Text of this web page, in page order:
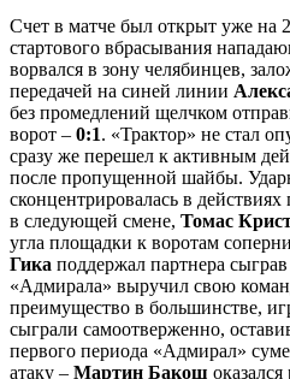
Счет в матче был открыт уже на
стартового вбрасывания
ворвался в зону челябинцев,
передачей на синей линии
без промедлений щелчком
ворот – 0:1. «Трактор» не стал
сразу же перешел к активным
после пропущенной шайбы.
сконцентрировалась в
в следующей смене, Томас
угла площадки к воротам
Гика поддержал партнера
«Адмирала» выручил свою
преимущество в большинстве,
сыграли самоотверженно,
первого периода «Адмирал»
атаку – Мартин Бакош